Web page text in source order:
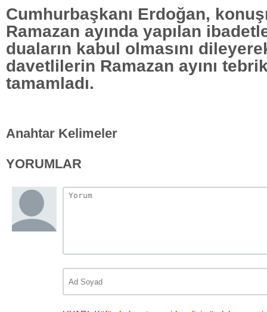
Cumhurbaşkanı Erdoğan,
Ramazan ayında yapılan
duaların kabul olmasını
davetlilerin Ramazan ayını
tamamladı.
Anahtar Kelimeler
YORUMLAR